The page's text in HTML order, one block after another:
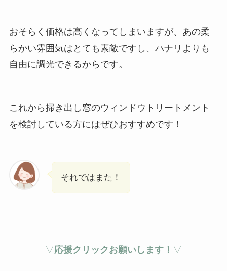
おそらく価格は高くなってしまいますが、あの柔
らかい雰囲気はとても素敵ですし、ハナリよりも
自由に調光できるからです。
これから掃き出し窓のウィンドウトリートメント
を検討している方にはぜひおすすめです！
それではまた！
▽応援クリックお願いします！ ▽